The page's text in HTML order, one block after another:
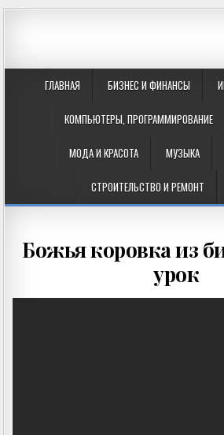
ГЛАВНАЯ БИЗНЕС И ФИНАНСЫ
КОМПЬЮТЕРЫ, ПРОГРАММИРОВАНИЕ
МОДА И КРАСОТА МУЗЫКА
СТРОИТЕЛЬСТВО И РЕМОНТ
Божья коровка из
урок